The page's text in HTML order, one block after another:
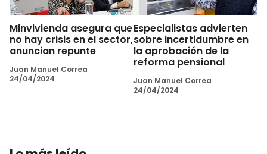
Minvivienda asegura que
no hay crisis en el sector,
anuncian repunte
Juan Manuel Correa
24/04/2024
Especialistas advierten
sobre incertidumbre en
la aprobación de la
reforma pensional
Juan Manuel Correa
24/04/2024